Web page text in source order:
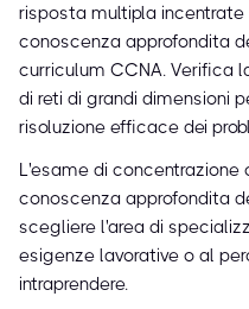
risposta multipla
conoscenza approfondita
curriculum CCNA. Verifica
di reti di grandi dimensioni
risoluzione efficace dei
L'esame di
conoscenza approfondita
scegliere l'area di
esigenze lavorative o al
intraprendere.